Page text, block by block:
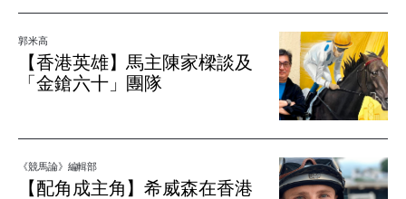
郭米高
【香港英雄】馬主陳家樑談及
「金鎗六十」團隊
《競馬論》編輯部
【配角成主角】希威森在香港